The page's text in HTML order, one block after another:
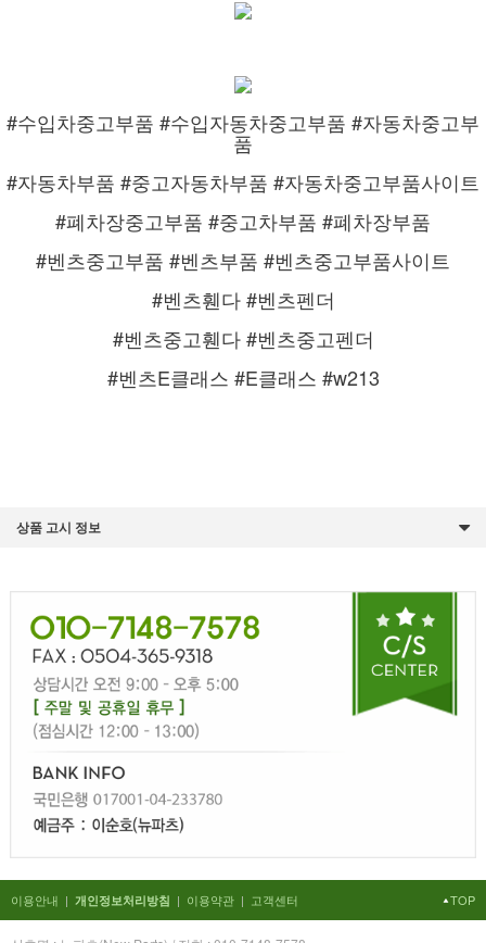
#수입차중고부품 #수입자동차중고부품 #자동차중고부
품
#자동차부품 #중고자동차부품 #자동차중고부품사이트
#폐차장중고부품 #중고차부품 #폐차장부품
#벤츠중고부품 #벤츠부품 #벤츠중고부품사이트
#벤츠휀다 #벤츠펜더
#벤츠중고휀다 #벤츠중고펜더
#벤츠E클래스 #E클래스 #w213
상품 고시 정보
이용안내 | 개인정보처리방침 | 이용약관 | 고객센터 TOP